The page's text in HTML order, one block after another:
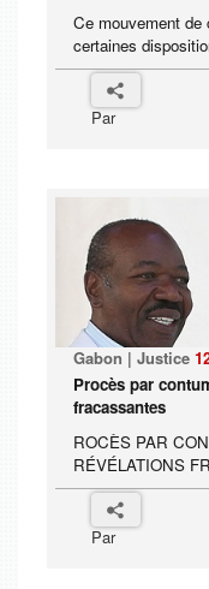
Ce mouvement
certaines
Par
Gabon | Justice
Procès par
fracassantes
ROCÈS PAR
RÉVÉLATIONS
Par